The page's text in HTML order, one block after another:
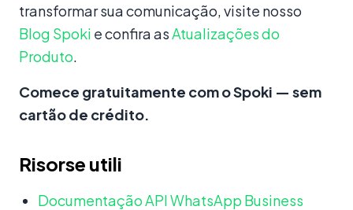
transformar sua comunicação, visite nosso
Blog Spoki e confira as Atualizações do
Produto
Comece gratuitamente com o Spoki — sem
cartão de crédito.
Risorse utili
Documentação API WhatsApp Business